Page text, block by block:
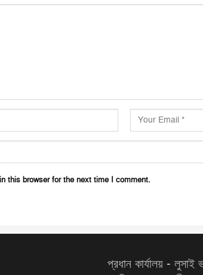
this browser for the next time I comment.
প্রধান কার্যালয় -